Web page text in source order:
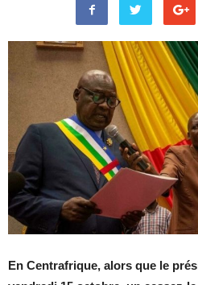
En Centrafrique, alors que le